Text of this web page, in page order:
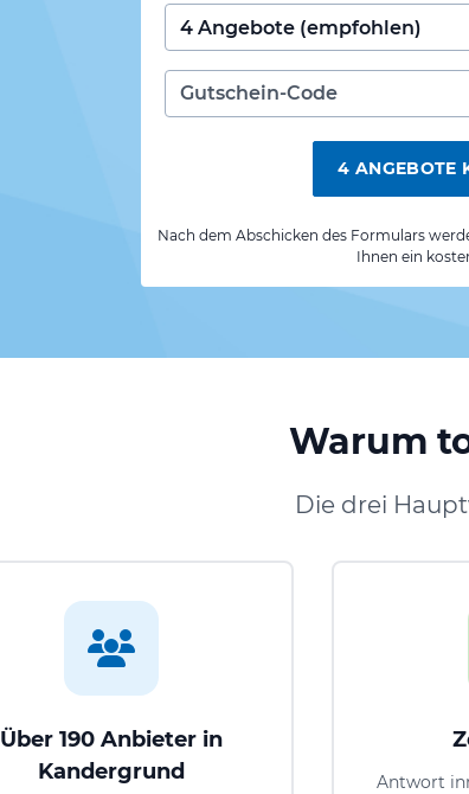
4 ANGEBOTE
Nach dem Abschicken des Formulars
Ihnen ein
Warum
Die drei
Über 190 Anbieter in
Kandergrund
Antwort